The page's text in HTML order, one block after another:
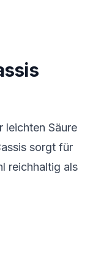
leichten Säure
sorgt für
reichhaltig als